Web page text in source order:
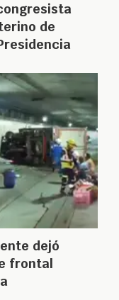
de
dejó
frontal